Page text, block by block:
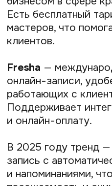
С развитием GPT создавать
помогают AI-помощники.
искусственный интеллект в
создать сайт с нуля за
А отдельные сервисы
страниц.